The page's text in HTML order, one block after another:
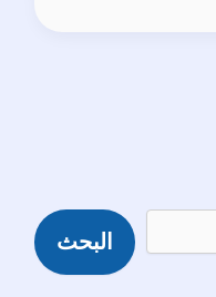
البحث